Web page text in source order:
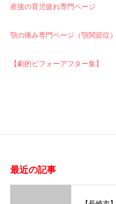
産後の育児疲れ専門ページ
顎の痛み専門ページ（顎関節症）
【劇的ビフォーアフター集】
最近の記事